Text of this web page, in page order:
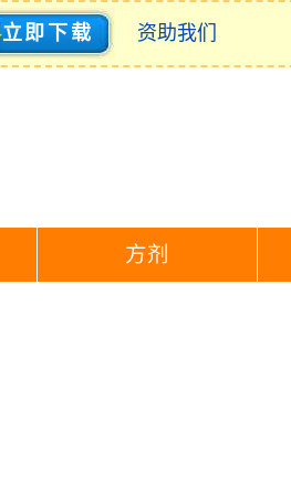
立即下载 资助我们
方剂